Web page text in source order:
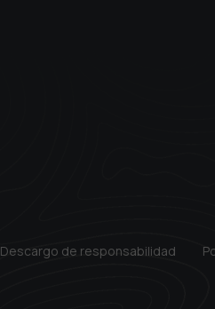
Descargo de responsabilidad